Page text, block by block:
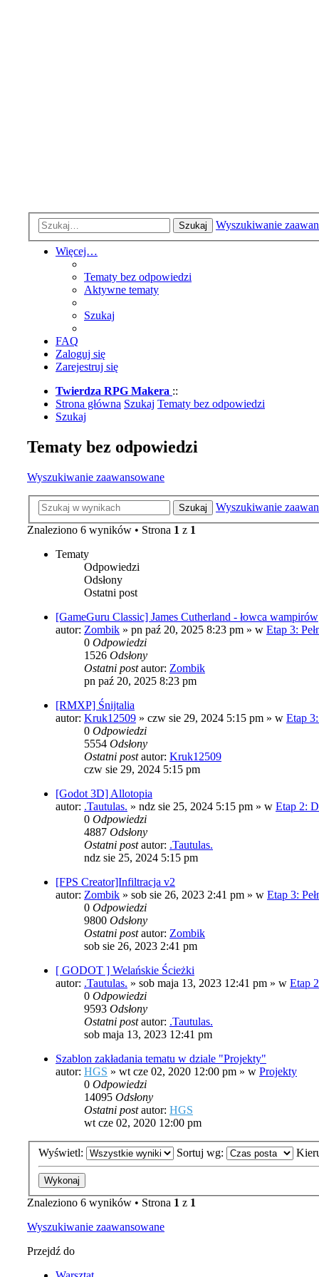
Szukaj Wyszukiwanie
Więcej…
Tematy bez odpowiedzi
Aktywne tematy
Szukaj
FAQ
Zaloguj się
Zarejestruj się
Twierdza RPG Makera ::
Strona główna Szukaj Tematy bez odpowiedzi
Szukaj
Tematy bez odpowiedzi
Wyszukiwanie zaawansowane
Szukaj
Wyszukiwanie
Znaleziono 6 wyników • Strona 1 z 1
Tematy
Odpowiedzi
Odsłony
Ostatni post
[GameGuru Classic] James Cutherland - łowca wampirów
autor: Zombik » pn paź 20, 2025 8:23 pm » w Etap 3:
0 Odpowiedzi
1526 Odsłony
Ostatni postautor: Zombik
pn paź 20, 2025 8:23 pm
[RMXP] Śnijtalia
autor: Kruk12509 » czw sie 29, 2024 5:15 pm » w Etap
0 Odpowiedzi
5554 Odsłony
Ostatni postautor: Kruk12509
czw sie 29, 2024 5:15 pm
[Godot 3D] Allotopia
autor: .Tautulas. » ndz sie 25, 2024 5:15 pm » w Etap 2:
0 Odpowiedzi
4887 Odsłony
Ostatni postautor: .Tautulas.
ndz sie 25, 2024 5:15 pm
[FPS Creator]Infiltracja v2
autor: Zombik » sob sie 26, 2023 2:41 pm » w Etap 3:
0 Odpowiedzi
9800 Odsłony
Ostatni postautor: Zombik
sob sie 26, 2023 2:41 pm
[ GODOT ] Welańskie Ścieżki
autor: .Tautulas. » sob maja 13, 2023 12:41 pm » w Etap
0 Odpowiedzi
9593 Odsłony
Ostatni postautor: .Tautulas.
sob maja 13, 2023 12:41 pm
Szablon zakładania tematu w dziale "Projekty"
autor: HGS » wt cze 02, 2020 12:00 pm » w Projekty
0 Odpowiedzi
14095 Odsłony
Ostatni postautor: HGS
wt cze 02, 2020 12:00 pm
Wyświetl: Sortuj wg:
Znaleziono 6 wyników • Strona 1 z 1
Wyszukiwanie zaawansowane
Przejdź do